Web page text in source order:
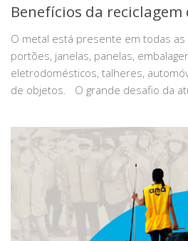
Benefícios da
O metal está presente em todas as
portões, janelas, panelas,
eletrodomésticos, talheres,
de objetos. O grande desafio da